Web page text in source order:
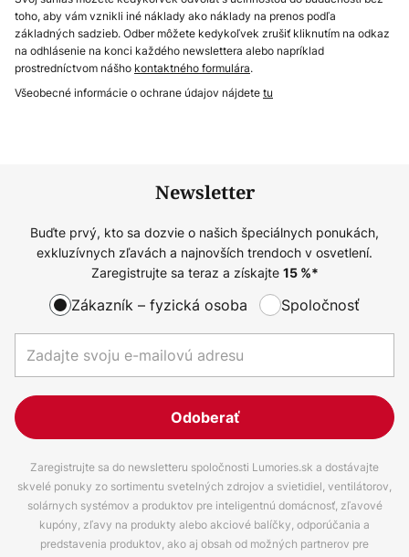
toho, aby vám vznikli iné náklady ako náklady na prenos podľa
základných sadzieb. Odber môžete kedykoľvek zrušiť kliknutím na odkaz
na odhlásenie na konci každého newslettera alebo napríklad
prostredníctvom nášho kontaktného formulára.
Všeobecné informácie o ochrane údajov nájdetetu
Newsletter
Buďte prvý, kto sa dozvie o našich špeciálnych ponukách,
exkluzívnych zľavách a najnovších trendoch v osvetlení.
Zaregistrujte sa teraz a získajte 15%*
Zákazník – fyzická osoba Spoločnosť
Odoberať
Zaregistrujte sa do newsletteru spoločnosti Lumories.sk a dostávajte
skvelé ponuky zo sortimentu svetelných zdrojov a svietidiel, ventilátorov,
solárnych systémov a produktov pre inteligentnú domácnosť, zľavové
kupóny, zľavy na produkty alebo akciové balíčky, odporúčania a
predstavenia produktov, ako aj obsah od možných partnerov pre